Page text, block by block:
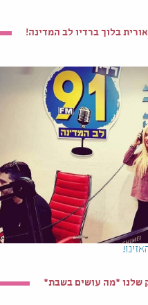
בלוך ברדיו לב המדינה!
שלנו *מה עושים בשבת*